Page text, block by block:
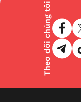
Theo dõi chúng tôi